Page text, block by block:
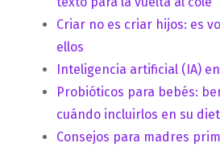
Criar no es criar hijos: es
ellos
Inteligencia artificial (IA)
Probióticos para bebés:
cuándo incluirlos en su
Consejos para madres